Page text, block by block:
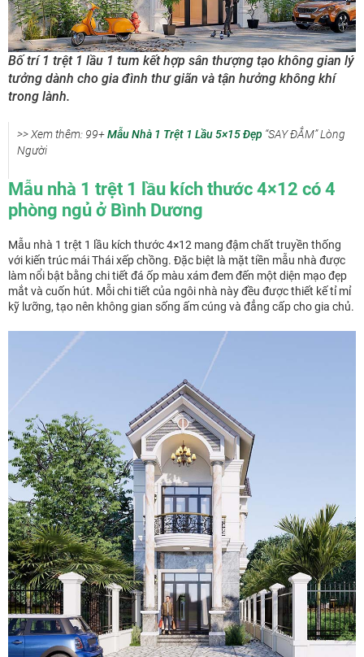
Bố trí 1 trệt 1 lầu 1 tum kết hợp sân thượng tạo không gian lý
tưởng dành cho gia đình thư giãn và tận hưởng không khí
trong lành.
>> Xem thêm: 99+Mẫu Nhà 1 Trệt 1 Lầu 5×15 Đẹp “SAY ĐẮM” Lòng
Người
Mẫu nhà 1 trệt 1 lầu kích thước 4×12 có 4
phòng ngủ ở Bình Dương
Mẫu nhà 1 trệt 1 lầu kích thước 4×12 mang đậm chất truyền thống
với kiến trúc mái Thái xếp chồng. Đặc biệt là mặt tiền mẫu nhà được
làm nổi bật bằng chi tiết đá ốp màu xám đem đến một diện mạo đẹp
mắt và cuốn hút. Mỗi chi tiết của ngôi nhà này đều được thiết kế tỉ mỉ
kỹ lưỡng, tạo nên không gian sống ấm cúng và đẳng cấp cho gia chủ.